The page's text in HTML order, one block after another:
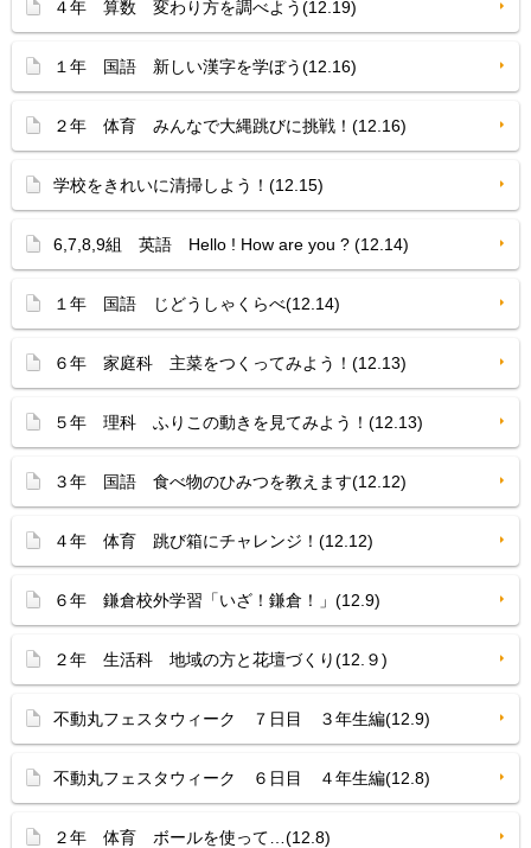
４年 算数 変わり方を調べよう(12.19)
１年 国語 新しい漢字を学ぼう(12.16)
２年 体育 みんなで大縄跳びに挑戦！(12.16)
学校をきれいに清掃しよう！(12.15)
6,7,8,9組 英語 Hello ! How are you ? (12.14)
１年 国語 じどうしゃくらべ(12.14)
６年 家庭科 主菜をつくってみよう！(12.13)
５年 理科 ふりこの動きを見てみよう！(12.13)
３年 国語 食べ物のひみつを教えます(12.12)
４年 体育 跳び箱にチャレンジ！(12.12)
６年 鎌倉校外学習「いざ！鎌倉！」(12.9)
２年 生活科 地域の方と花壇づくり(12.９)
不動丸フェスタウィーク ７日目 ３年生編(12.9)
不動丸フェスタウィーク ６日目 ４年生編(12.8)
２年 体育 ボールを使って…(12.8)